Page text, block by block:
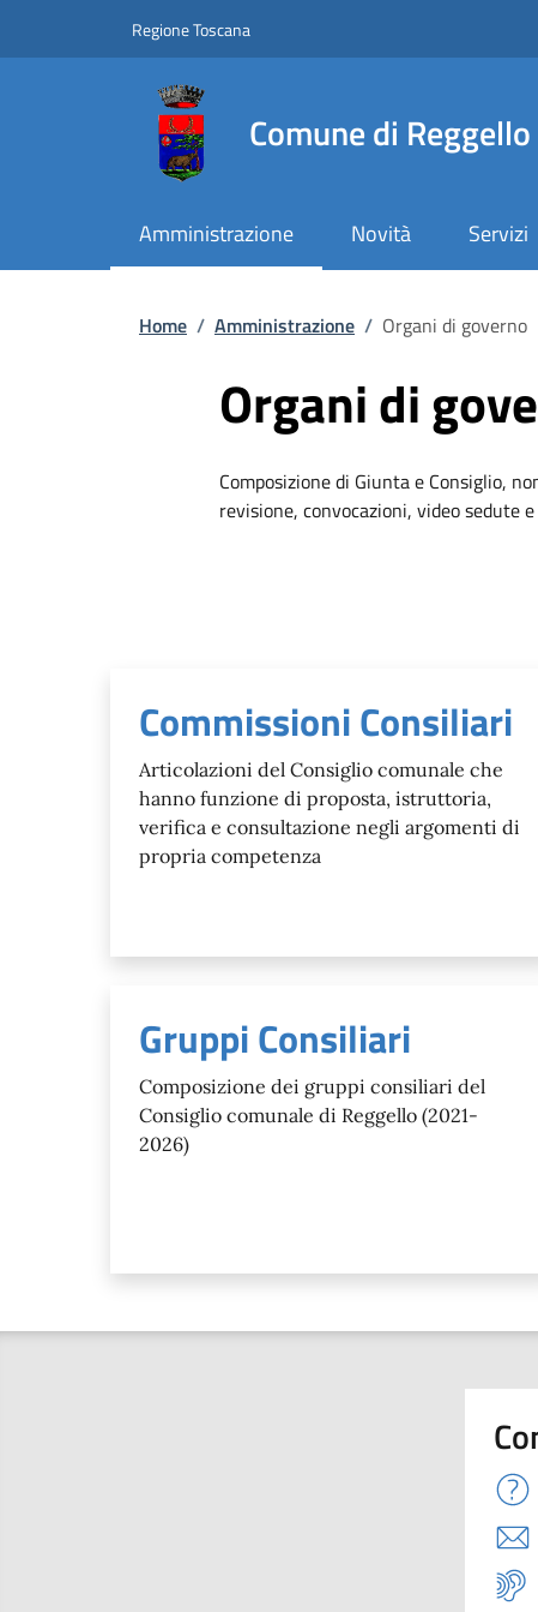
Regione ToscanaSlim top
Comune di Reggello
Amministrazione Novità Servizi
Briciole di pane
Home / Amministrazione / Organi di governo
Organi di
Composizione di Giunta e Consiglio,
revisione, convocazioni, video sedute
Commissioni Consiliari
Articolazioni del Consiglio comunale che
hanno funzione di proposta, istruttoria,
verifica e consultazione negli argomenti di
propria competenza
Gruppi Consiliari
Composizione dei gruppi consiliari del
Consiglio comunale di Reggello (2021-
2026)